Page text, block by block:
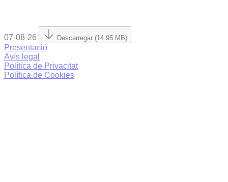
07-08-26 Descarregar (14.95 MB)
Presentació
Avís legal
Política de Privacitat
Política de Cookies